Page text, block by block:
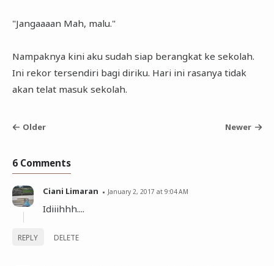
"Jangaaaan Mah, malu."
Nampaknya kini aku sudah siap berangkat ke sekolah.
Ini rekor tersendiri bagi diriku. Hari ini rasanya tidak
akan telat masuk sekolah.
Older Newer
6 Comments
Ciani Limaran January 2, 2017 at 9:04 AM
Idiiihhh....
REPLY DELETE